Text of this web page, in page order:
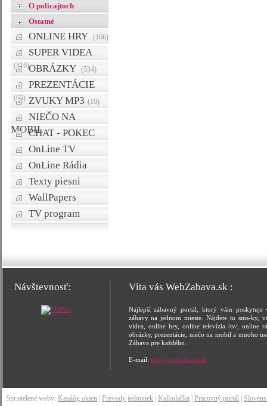
O policajtoch
Ostatné
ONLINE HRY (166)
SUPER VIDEA
(316)OBRÁZKY (534)
PREZENTÁCIE
(65) ZVUKY MP3 (19)
NIEČO NA
MOBILCHAT - POKEC
OnLine TV
OnLine Rádia
Texty piesni
WallPapers
TV program
Návštevnosť: Víta vás WebZabava.sk :
Najlepší zábavný portál, ktorý vám poskytuje
zábavy na jednom mieste. Nájdete tu sms-ky,
videa, online hry, online televízia /tv/, online
obrázky, prezentácie, niečo na mobil a mnoho
Zábava pre každého.
E-mail: info@webzabava.sk
Spriatelené weby: Katalóg okien Prevody jednotiek Kalkulačka Pracovný portál